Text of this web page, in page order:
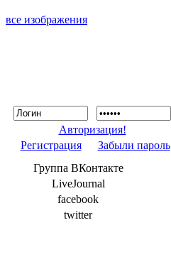
все изображения
Авторизация!
Регистрация
Забыли пароль
Группа ВКонтакте
LiveJournal
facebook
twitter